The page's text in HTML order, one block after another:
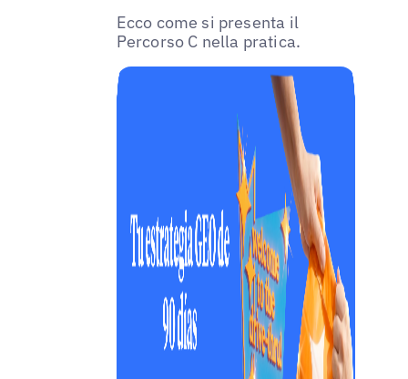
Ecco come si presenta il
Percorso C nella pratica.